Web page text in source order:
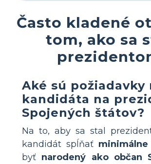
Často kladené
tom, ako sa
Aké sú požiadavky
kandidáta na
Spojených štátov?
Na to, aby sa stal
kandidát spĺňať
byť narodený ako občan